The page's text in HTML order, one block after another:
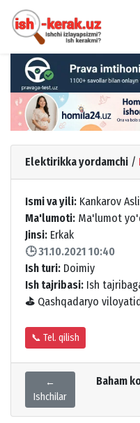
Elektirikka yordamchi /
Ismi va yili: Kankarov
Ma'lumoti: Ma'lumot
Jinsi: Erkak
🕒 31.10.2021 10:40
Ish turi: Doimiy
Ish tajribasi: Ish
⛳ Qashqadaryo
📞 Tel. qilish
←
Ishchilar
Baham